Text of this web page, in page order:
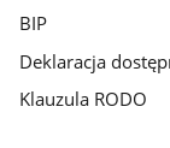
BIP
Deklaracja
Klauzula RODO